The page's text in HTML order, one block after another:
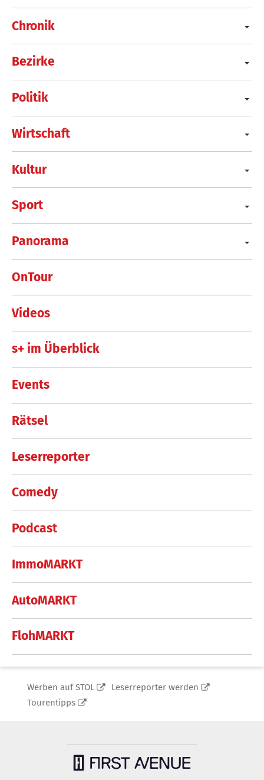
Chronik
Bezirke
Politik
Wirtschaft
Kultur
Sport
Panorama
OnTour
Videos
s+ im Überblick
Events
Rätsel
Leserreporter
Comedy
Podcast
ImmoMARKT
AutoMARKT
FlohMARKT
Werben auf STOL
Leserreporter werden
Tourentipps